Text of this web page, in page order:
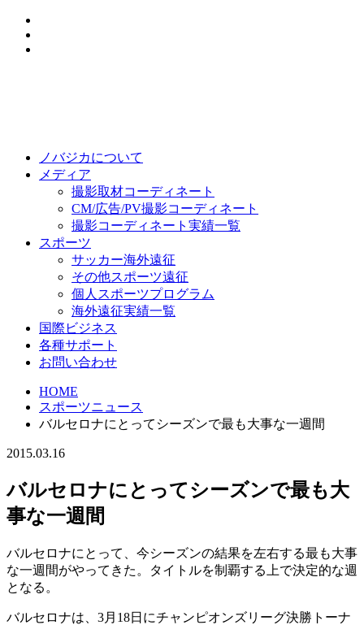
ノバジカについて
メディア
撮影取材コーディネート
CM/広告/PV撮影コーディネート
撮影コーディネート実績一覧
スポーツ
サッカー海外遠征
その他スポーツ遠征
個人スポーツプログラム
海外遠征実績一覧
国際ビジネス
各種サポート
お問い合わせ
HOME
スポーツニュース
バルセロナにとってシーズンで最も大事な一週間
2015.03.16
バルセロナにとってシーズンで最も大
事な一週間
バルセロナにとって、今シーズンの結果を左右する最も大事
な一週間がやってきた。タイトルを制覇する上で決定的な週
となる。
バルセロナは、3月18日にチャンピオンズリーグ決勝トーナ